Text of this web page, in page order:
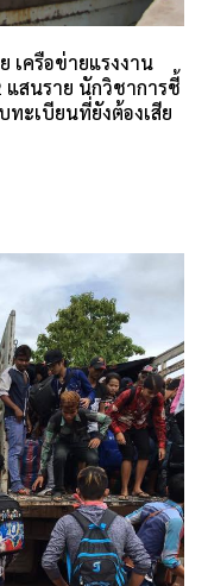
เครือข่ายแรงงาน
แสนราย นักวิชาการชี้
ะเบียนที่ยังต้องเสีย